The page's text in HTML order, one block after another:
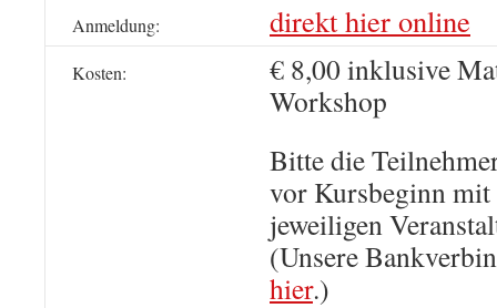
Anmeldung: direkt hier online
Kosten:
€ 8,00 inklusive
Workshop
Bitte die
vor Kursbeginn mit
jeweiligen
(Unsere
hier.)